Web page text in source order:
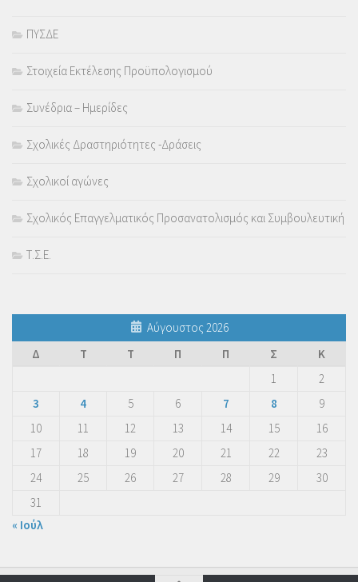
ΠΥΣΔΕ
Στοιχεία Εκτέλεσης Προϋπολογισμού
Συνέδρια – Ημερίδες
Σχολικές Δραστηριότητες -Δράσεις
Σχολικοί αγώνες
Σχολικός Επαγγελματικός Προσανατολισμός και Συμβουλευτική
Τ.Σ.Ε.
Αύγουστος 2026
Δ
Τ Τ Π Π Σ
Κ
1
2
3
4 5 6 7 8
9
10
11 12 13 14 15
16
17
18 19 20 21 22
23
24
25 26 27 28 29
30
31
« Ιούλ